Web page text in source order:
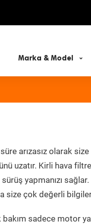
Marka & Model
arızasız olarak
uzatır. Kirli hava
yapmanızı sağlar.
size çok değerli
bakım sadece motor